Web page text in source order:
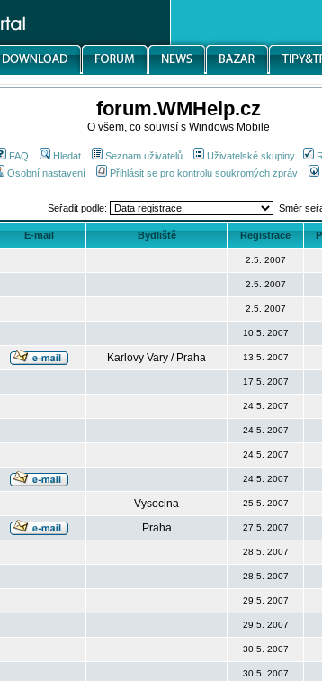
forum.WMHelp.cz
O všem, co souvisí s Windows Mobile
FAQ Hledat Seznam uživatelů Uživatelské skupiny
Osobní nastavení
Přihlásit se pro kontrolu soukromých zpráv
Seřadit podle: Směr
E-mail Bydliště Registrace
2.5. 2007
2.5. 2007
2.5. 2007
10.5. 2007
Karlovy Vary / Praha 13.5. 2007
17.5. 2007
24.5. 2007
24.5. 2007
24.5. 2007
24.5. 2007
Vysocina 25.5. 2007
Praha 27.5. 2007
28.5. 2007
28.5. 2007
29.5. 2007
29.5. 2007
30.5. 2007
30.5. 2007